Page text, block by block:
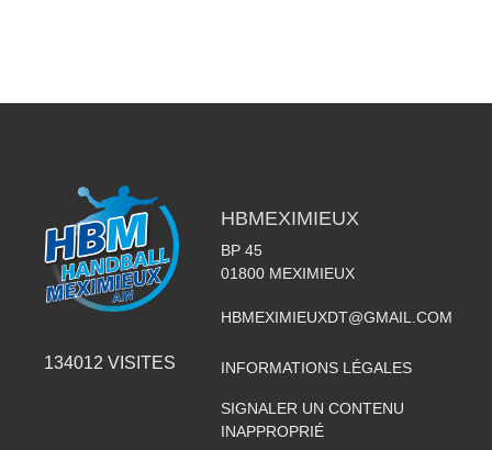
134012 VISITES
HBMEXIMIEUX
BP 45
01800 MEXIMIEUX
HBMEXIMIEUXDT@GMAIL.COM
INFORMATIONS LÉGALES
SIGNALER UN CONTENU
INAPPROPRIÉ